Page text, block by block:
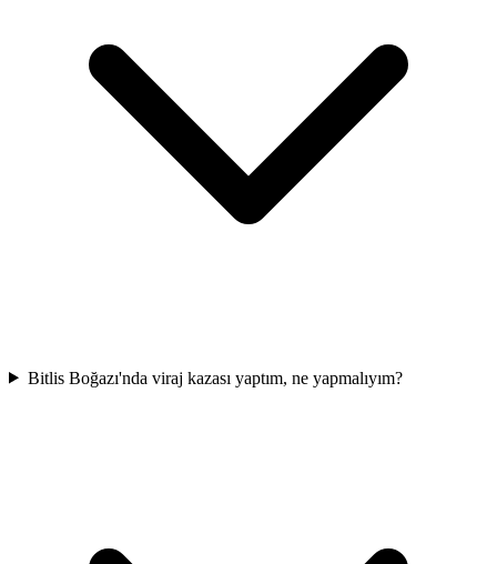
Bitlis Boğazı'nda viraj kazası yaptım, ne yapmalıyım?